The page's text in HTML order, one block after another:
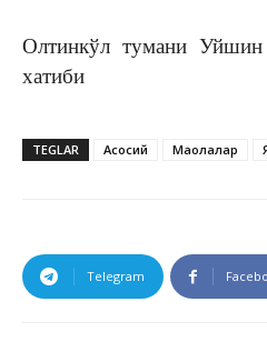
Олтинкўл тумани
хатиби
TEGLAR Асосий Мақолалар
Telegram